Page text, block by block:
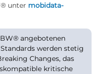
unter mobidata-
angebotenen
werden stetig
Changes, das
kritische